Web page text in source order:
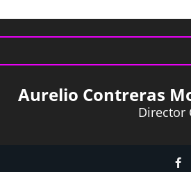
Aurelio Contreras
Director